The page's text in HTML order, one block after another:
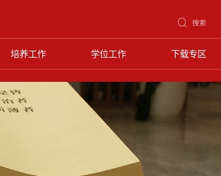
搜索
培养工作 学位工作 下载专区